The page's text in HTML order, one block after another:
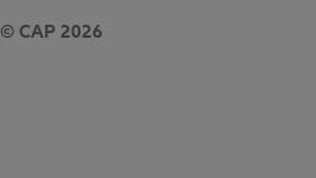
© CAP 2026